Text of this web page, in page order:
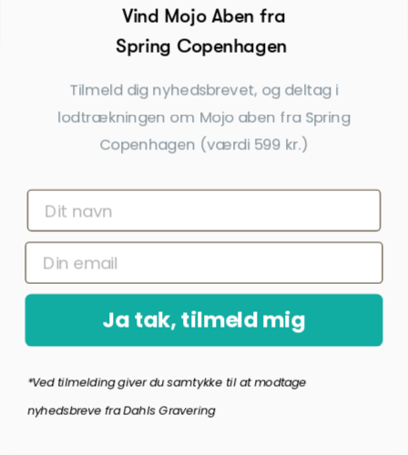
Ring til os
tlf. 20 33 76 60
Øster Løgumvej 13 B
Genner
Vind Mojo Aben fra
Spring Copenhagen
Tilmeld dig nyhedsbrevet, og deltag i
lodtrækningen om Mojo aben fra Spring
Copenhagen (værdi 599 kr.)
Ja tak, tilmeld mig
*Ved tilmelding giver du samtykke til at modtage
nyhedsbreve fra Dahls Gravering